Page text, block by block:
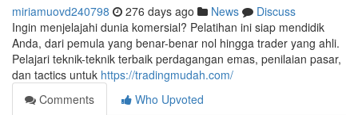
miriamuovd240798 276 days ago News
Discuss
Ingin menjelajahi dunia komersial? Pelatihan ini siap mendidik
Anda, dari pemula yang benar-benar nol hingga trader yang ahli.
Pelajari teknik-teknik terbaik perdagangan emas, penilaian pasar,
dan tactics untuk https://tradingmudah.com/
Comments
Who Upvoted